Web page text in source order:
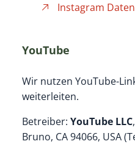
Instagram
YouTube
Wir nutzen YouTube-
weiterleiten.
Betreiber: YouTube LLC
Bruno, CA 94066, USA